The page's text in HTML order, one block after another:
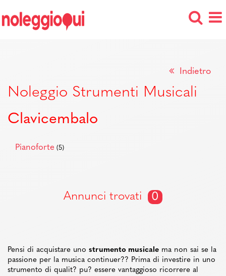
Indietro
Noleggio Strumenti Musicali
Clavicembalo
Pianoforte (5)
Annunci trovati 0
Pensi di acquistare uno strumento musicale ma non sai se la
passione per la musica continuer?? Prima di investire in uno
strumento di qualit? pu? essere vantaggioso ricorrere al